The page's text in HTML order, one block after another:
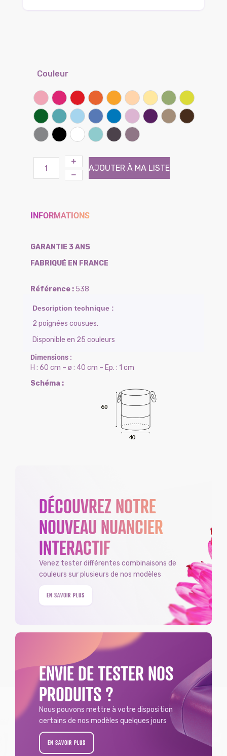
Couleur
Rose FramboiseRouge coquelicot
Clémentine
Miel SableBananeLichenKiwi
Vert prairie
LagonCiel Lilas Bleu bleuet
Parme
Iris TaupeChocolat
Gris souris
Noir BlancAtoll (Effet tissé)
Brun (Effet tissé)
Violine (Effet tissé)
AJOUTER À MA LISTE
INFORMATIONS
GARANTIE 3 ANS
FABRIQUÉ EN FRANCE
538
2 poignées cousues.
Disponible en 25 couleurs
H : 60 cm – ø : 40 cm – Ep. : 1 cm
DÉCOUVREZ NOTRE
NOUVEAU NUANCIER
INTERACTIF
Venez tester différentes combinaisons de
couleurs sur plusieurs de nos modèles
EN SAVOIR PLUS
ENVIE DE TESTER NOS
PRODUITS ?
Nous pouvons mettre à votre disposition
certains de nos modèles quelques jours
EN SAVOIR PLUS